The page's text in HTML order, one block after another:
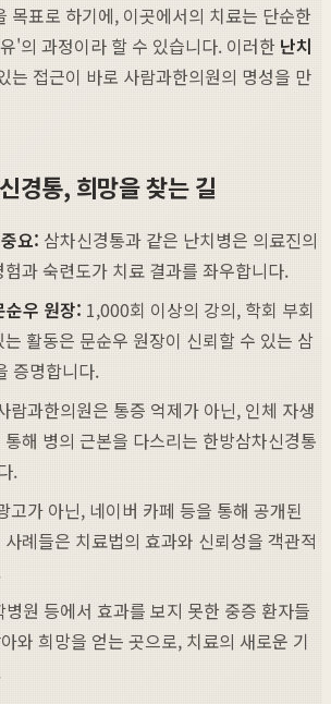
목표로 하기에, 이곳에서의 치료는 단순한
'의 과정이라 할 수 있습니다. 이러한 난치
는 접근이 바로 사람과한의원의 명성을 만
경통, 희망을 찾는 길
요: 삼차신경통과 같은 난치병은 의료진의
과 숙련도가 치료 결과를 좌우합니다.
순우 원장: 1,000회 이상의 강의, 학회 부회
활동은 문순우 원장이 신뢰할 수 있는 삼
증명합니다.
람과한의원은 통증 억제가 아닌, 인체 자생
해 병의 근본을 다스리는 한방삼차신경통
.
고가 아닌, 네이버 카페 등을 통해 공개된
례들은 치료법의 효과와 신뢰성을 객관적
병원 등에서 효과를 보지 못한 중증 환자들
와 희망을 얻는 곳으로, 치료의 새로운 기